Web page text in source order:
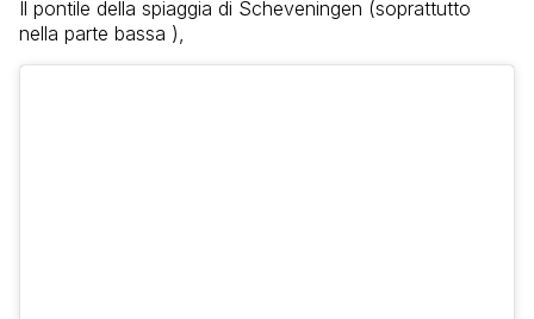
Il pontile della spiaggia di Scheveningen (soprattutto
nella parte bassa ),